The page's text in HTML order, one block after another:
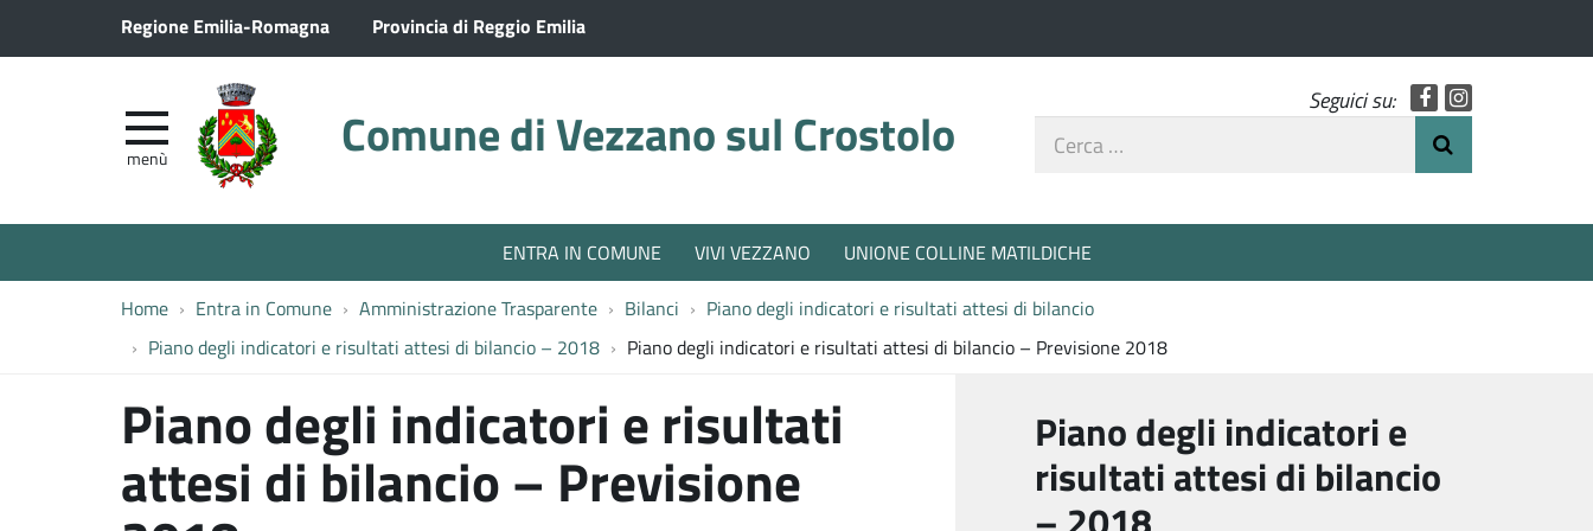
Regione Emilia-Romagna Provincia di Reggio Emilia
Comune di Vezzano sul Crostolo
menù
Seguici su: Facebook
Cerca
ENTRA IN COMUNE VIVI VEZZANO UNIONE COLLINE MATILDICHE
Home Entra in Comune Amministrazione Trasparente Bilanci
Piano degli indicatori e risultati attesi di bilancio
Piano degli indicatori e risultati attesi di bilancio – 2018
Piano degli indicatori e risultati attesi di bilancio – Previsione 2018
Piano degli indicatori e risultati
attesi di bilancio – Previsione
Piano degli indicatori e
risultati attesi di bilancio